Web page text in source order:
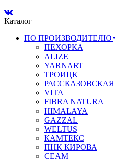
Каталог
ПО ПРОИЗВОДИТЕЛЮ
ПЕХОРКА
ALIZE
YARNART
ТРОИЦК
РАССКАЗОВСКАЯ
VITA
FIBRA NATURA
HIMALAYA
GAZZAL
WELTUS
КАМТЕКС
ПНК КИРОВА
СЕАМ